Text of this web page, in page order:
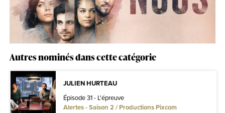
Autres nominés dans cette catégorie
JULIEN HURTEAU
Épisode 31 - L'épreuve
Alertes - Saison 2 / Productions Pixcom